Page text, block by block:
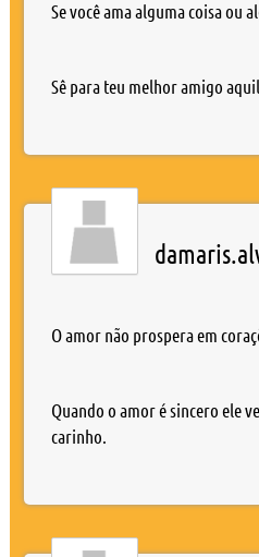
Se você ama alguma coisa ou
Sê para teu melhor amigo
O amor não prospera em
Quando o amor é sincero ele
carinho.